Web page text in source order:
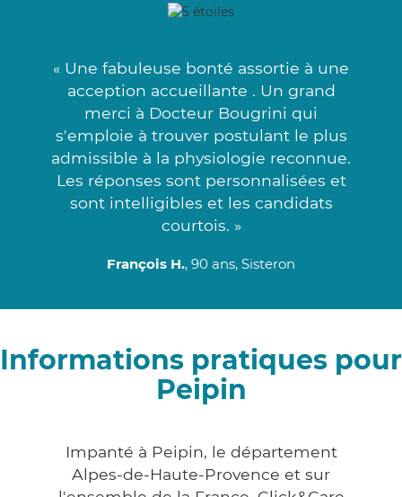
« Une fabuleuse bonté assortie à une
acception accueillante . Un grand
merci à Docteur Bougrini qui
s'emploie à trouver postulant le plus
admissible à la physiologie reconnue.
Les réponses sont personnalisées et
sont intelligibles et les candidats
courtois. »
François H., 90 ans, Sisteron
Informations pratiques pour
Peipin
Impanté à Peipin, le département
Alpes-de-Haute-Provence et sur